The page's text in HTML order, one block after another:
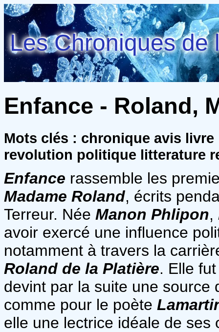
Les Chroniques de
Enfance - Roland,
Mots clés : chronique avis
revolution politique litterature
Enfance rassemble les
Madame Roland, écrits
Terreur. Née Manon Phlipon,
avoir exercé une influence
notamment à travers la
Roland de la Platière. Elle
devint par la suite une source
comme pour le poète
elle une lectrice idéale de